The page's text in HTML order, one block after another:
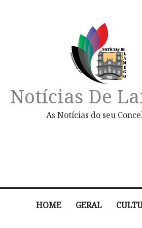
Notícias De
As Notícias do seu
HOME GERAL